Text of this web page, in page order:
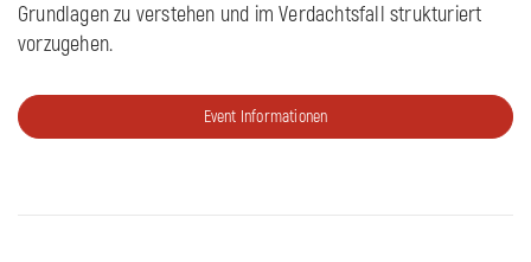
Grundlagen zu verstehen und im Verdachtsfall strukturiert
vorzugehen.
Event Informationen